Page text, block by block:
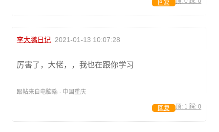
回复
李大鹏日记 2021-01-13 10:07:28
厉害了，大佬，，我也在跟你学习
跟帖来自电脑端 · 中国重庆
顶: 1 踩: 0
回复